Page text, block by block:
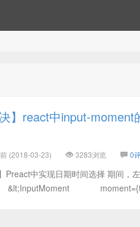
决】react中input-
(2018-03-23) 3283浏览 0
Preact中实现日期时间选择 期间，